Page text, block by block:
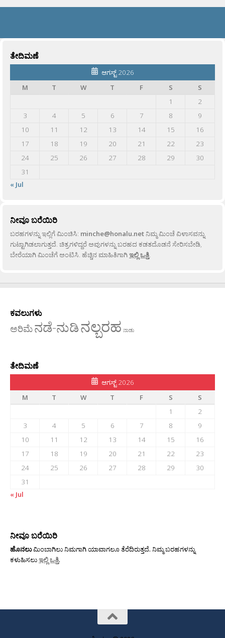
ತೇದಿಮಣೆ
ಆಗಸ್ಟ್ 2026
M
T W T F S
S
1
2
3
4 5 6 7 8
9
10
11 12 13 14 15
16
17
18 19 20 21 22
23
24
25 26 27 28 29
30
31
« Jul
ನೀವೂ ಬರೆಯಿರಿ
ಬರಹಗಳನ್ನು ಇಲ್ಲಿಗೆ ಮಿಂಚಿಸಿ: minche@honalu.netನಿಮ್ಮ ಮಿಂಚೆ ವಿಳಾಸವನ್ನು
ಗುಟ್ಟಾಗಿಡಲಾಗುತ್ತದೆ. ಚಿತ್ರಗಳಿದ್ದರೆ ಅವುಗಳನ್ನು ಬರಹದ ಕಡತದೊಡನೆ ಸೇರಿಸಬೇಡಿ,
ಬೇರೆಯಾಗಿ ಮಿಂಚೆಗೆ ಅಂಟಿಸಿ. ಹೆಚ್ಚಿನ ಮಾಹಿತಿಗಾಗಿಇಲ್ಲಿ ಒತ್ತಿ.
ಕವಲುಗಳು
ಅರಿಮೆನಡೆ-ನುಡಿನಲ್ಬರಹ ನಾಡು
ತೇದಿಮಣೆ
ಆಗಸ್ಟ್ 2026
M
T W T F S
S
1
2
3
4 5 6 7 8
9
10
11 12 13 14 15
16
17
18 19 20 21 22
23
24
25 26 27 28 29
30
31
« Jul
ನೀವೂ ಬರೆಯಿರಿ
ಹೊನಲುಮಿಂಬಾಗಿಲು ನಿಮಗಾಗಿ ಯಾವಾಗಲೂ ತೆರೆದಿರುತ್ತದೆ. ನಿಮ್ಮ ಬರಹಗಳನ್ನು
ಕಳುಹಿಸಲುಇಲ್ಲಿ ಒತ್ತಿ.